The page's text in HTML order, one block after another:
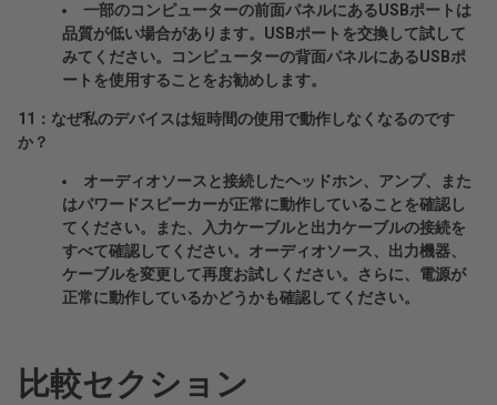
一部のコンピューターの前面パネルにあるUSBポートは
品質が低い場合があります。USBポートを交換して試して
みてください。コンピューターの背面パネルにあるUSBポ
ートを使用することをお勧めします。
11：なぜ私のデバイスは短時間の使用で動作しなくなるのです
か？
オーディオソースと接続したヘッドホン、アンプ、また
はパワードスピーカーが正常に動作していることを確認し
てください。また、入力ケーブルと出力ケーブルの接続を
すべて確認してください。オーディオソース、出力機器、
ケーブルを変更して再度お試しください。さらに、電源が
正常に動作しているかどうかも確認してください。
比較セクション